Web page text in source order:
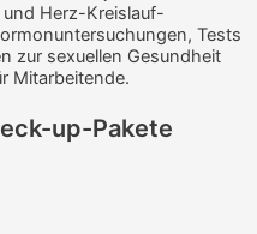
Infektionen